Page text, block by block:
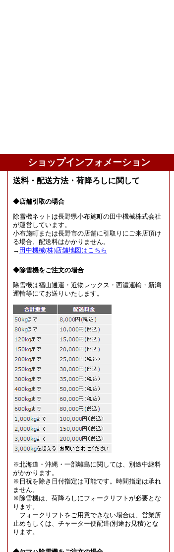
ショップインフォメーション
送料・配送方法・荷降ろしに関して
◆店舗引取の場合
除雪機ネットは長野県小布施町の田中機械株式会社
が運営しています。
小布施町または長野市の店舗に引取りにご来店頂け
る場合、配送料はかかりません。
→ 田中機械(株)店舗地図はこちら
◆除雪機をご注文の場合
除雪機は福山通運・近物レックス・西濃運輸・新潟
運輸等にてお送りいたします。
※北海道・沖縄・一部離島に関しては、別途中継料
がかかります。
※日祝を除き日付指定は可能です。時間指定は承れ
ません。
※除雪機は、荷降ろしにフォークリフトが必要とな
ります。
フォークリフトをご用意できない場合は、営業所
止めもしくは、チャーター便配達(別途お見積)とな
ります。